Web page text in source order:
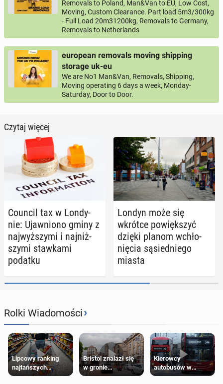
Removals to Poland, Man&Van to EU, Low Cost,
Moving, Custom Clearance. Part load 5m3/300kg
- Full Load 20m31200kg, Removals to Germany,
Removals to Netherlands
european removals moving shipping
storage uk-eu
We are No1 Man&Van, Removals, Shipping,
Moving operating 6 days a week, Monday-
Saturday, Door to Door.
Czytaj więcej
Council tax w Lon­dy­
nie: Ujaw­nio­no gminy z
naj­wyż­szy­mi i naj­niż­
szy­mi staw­ka­mi
podatku
Londyn może się
wkrótce po­więk­szyć
dzięki planom wchło­
nię­cia są­sied­nie­go
miasta
Rolki Wiadomości›
Lipcowy ranking
najtańszych
supermarketów
Bristol znalazł się
w gronie
najlepszych
Kierowcy
autobusów w
Londynie